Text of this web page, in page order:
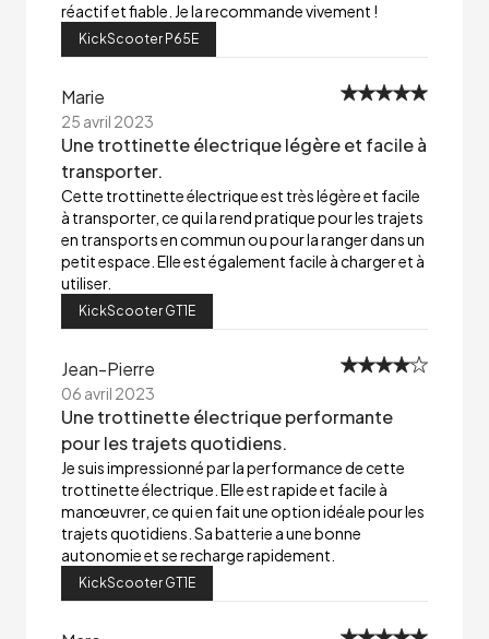
réactif et fiable. Je la recommande vivement !
KickScooter P65E
Marie
25 avril 2023
Une trottinette électrique légère et facile à
transporter.
Cette trottinette électrique est très légère et facile
à transporter, ce qui la rend pratique pour les trajets
en transports en commun ou pour la ranger dans un
petit espace. Elle est également facile à charger et à
utiliser.
KickScooter GT1E
Jean-Pierre
06 avril 2023
Une trottinette électrique performante
pour les trajets quotidiens.
Je suis impressionné par la performance de cette
trottinette électrique. Elle est rapide et facile à
manœuvrer, ce qui en fait une option idéale pour les
trajets quotidiens. Sa batterie a une bonne
autonomie et se recharge rapidement.
KickScooter GT1E